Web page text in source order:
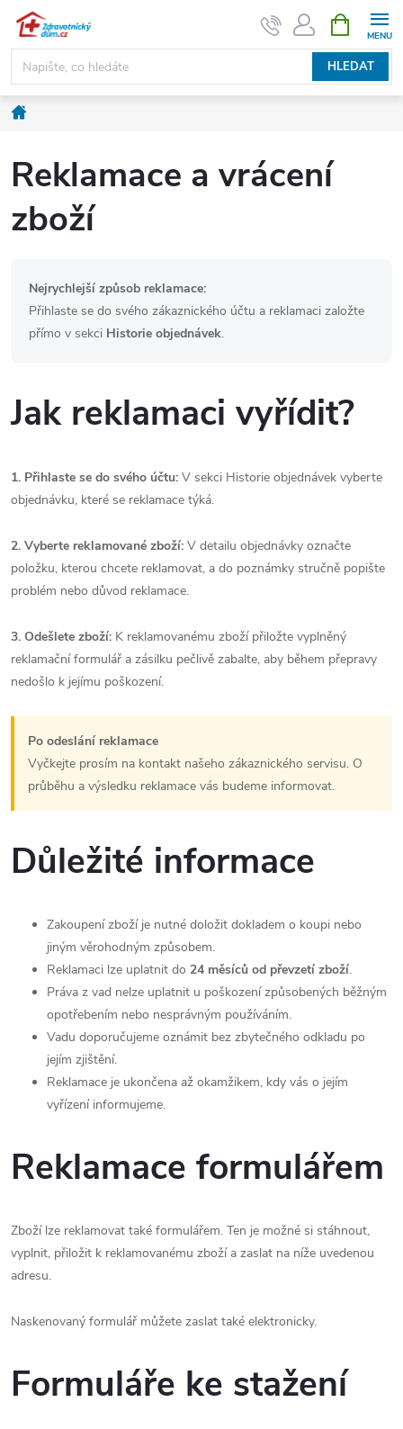
Přejít
obsah
HLEDAT
NÁKUPNÍ
KOŠÍK
Domů
Reklamace a vrácení
zboží
Nejrychlejší způsob reklamace:
Přihlaste se do svého zákaznického účtu a reklamaci založte
přímo v sekci Historie objednávek.
Jak reklamaci vyřídit?
1. Přihlaste se do svého účtu: V sekci Historie objednávek vyberte
objednávku, které se reklamace týká.
2. Vyberte reklamované zboží: V detailu objednávky označte
položku, kterou chcete reklamovat, a do poznámky stručně popište
problém nebo důvod reklamace.
3. Odešlete zboží: K reklamovanému zboží přiložte vyplněný
reklamační formulář a zásilku pečlivě zabalte, aby během přepravy
nedošlo k jejímu poškození.
Po odeslání reklamace
Vyčkejte prosím na kontakt našeho zákaznického servisu. O
průběhu a výsledku reklamace vás budeme informovat.
Důležité informace
Zakoupení zboží je nutné doložit dokladem o koupi nebo
jiným věrohodným způsobem.
Reklamaci lze uplatnit do 24 měsíců od převzetí zboží.
Práva z vad nelze uplatnit u poškození způsobených běžným
opotřebením nebo nesprávným používáním.
Vadu doporučujeme oznámit bez zbytečného odkladu po
jejím zjištění.
Reklamace je ukončena až okamžikem, kdy vás o jejím
vyřízení informujeme.
Reklamace formulářem
Zboží lze reklamovat také formulářem. Ten je možné si stáhnout,
vyplnit, přiložit k reklamovanému zboží a zaslat na níže uvedenou
adresu.
Naskenovaný formulář můžete zaslat také elektronicky.
Formuláře ke stažení